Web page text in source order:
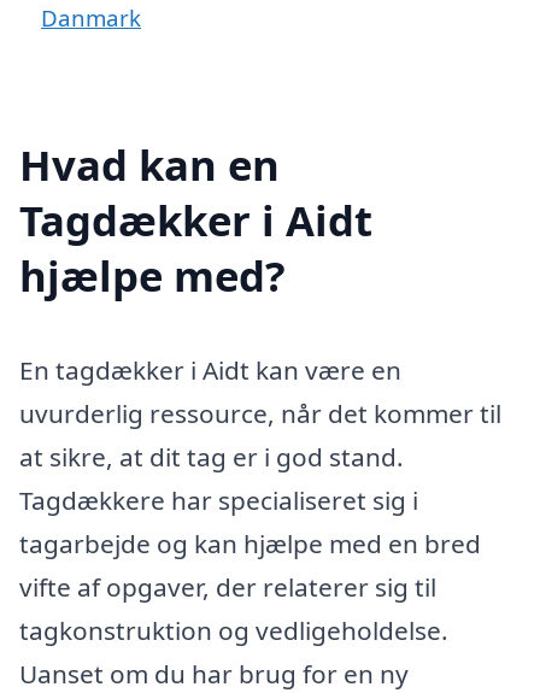
Danmark
Hvad kan en
Tagdækker i Aidt
hjælpe med?
En tagdækker i Aidt kan være en
uvurderlig ressource, når det kommer til
at sikre, at dit tag er i god stand.
Tagdækkere har specialiseret sig i
tagarbejde og kan hjælpe med en bred
vifte af opgaver, der relaterer sig til
tagkonstruktion og vedligeholdelse.
Uanset om du har brug for en ny